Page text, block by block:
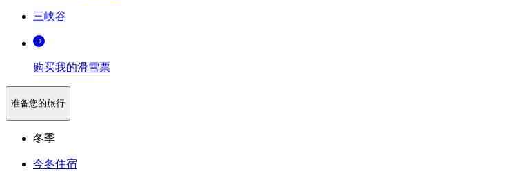
三峡谷
购买我的滑雪票
准备您的旅行
冬季
今冬住宿